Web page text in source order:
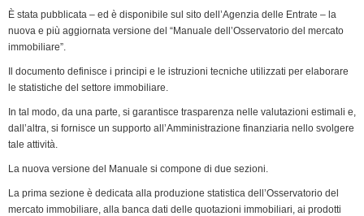
e
b
o
k
k
e
I
n
t
t
r
t
s
p
p
e
g
a
m
y
L
n
k
n
t
r
e
n
l
y
È stata pubblicata – ed è disponibile sul sito dell’Agenzia delle Entrate – la
nuova e più aggiornata versione del “Manuale dell’Osservatorio del mercato
immobiliare”.
Il documento definisce i principi e le istruzioni tecniche utilizzati per elaborare
le statistiche del settore immobiliare.
In tal modo, da una parte, si garantisce trasparenza nelle valutazioni estimali e,
dall’altra, si fornisce un supporto all’Amministrazione finanziaria nello svolgere
tale attività.
La nuova versione del Manuale si compone di due sezioni.
La prima sezione è dedicata alla produzione statistica dell’Osservatorio del
mercato immobiliare, alla banca dati delle quotazioni immobiliari, ai prodotti